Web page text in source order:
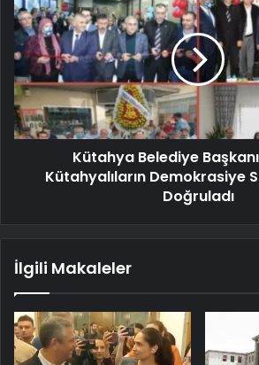
Kütahya Belediye Başkanı
Kütahyalıların Demokrasiye
Doğruladı
İlgili Makaleler